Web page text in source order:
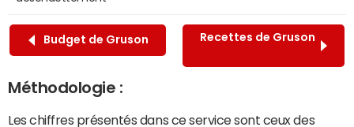
Budget de Gruson Recettes de Gruson
Méthodologie :
Les chiffres présentés dans ce service sont ceux des